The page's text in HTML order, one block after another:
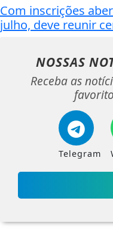
Com inscrições
julho, deve reunir
NOSSAS
Receba as
Telegram